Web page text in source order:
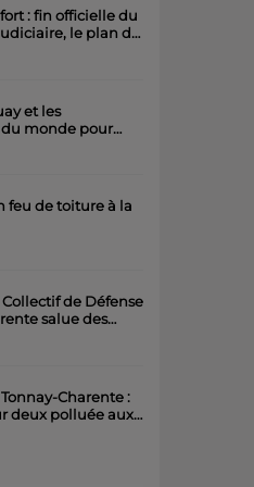
: fin officielle du
le plan de
et les
monde pour
feu de toiture à la
de Défense
salue des
Tonnay-Charente :
deux polluée aux